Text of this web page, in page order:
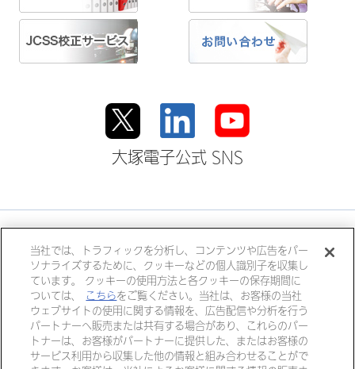
大塚電子公式 SNS
大塚ホールディングス
大塚製薬 大塚製薬工場
大鵬薬品工業
大塚倉庫
大塚化学
大塚食品
大塚メディカルデバイス
当社では、トラフィックを分析し、コンテンツや広告をパー
ソナライズするために、クッキーなどの個人識別子を収集し
ています。 クッキーの使用方法と各クッキーの保存期間に
ついては、
こちらをご覧ください。当社は、お客様の当社
ウェブサイトの使用に関する情報を、広告配信や分析を行う
パートナーへ販売または共有する場合があり、これらのパー
トナーは、お客様がパートナーに提供した、またはお客様の
サービス利用から収集した他の情報と組み合わせることがで